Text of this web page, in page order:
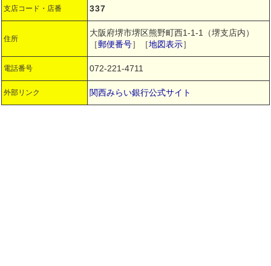
支店コード・店番 337
住所
大阪府堺市堺区熊野町西1-1-1（堺支店内）
［郵便番号］［地図表示］
電話番号 072-221-4711
外部リンク 関西みらい銀行公式サイト